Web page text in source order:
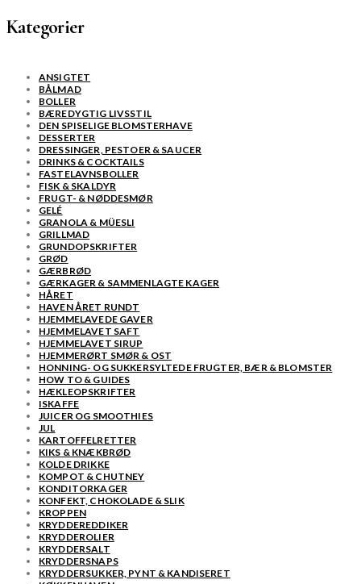
Kategorier
ANSIGTET
BÅLMAD
BOLLER
BÆREDYGTIG LIVSSTIL
DEN SPISELIGE BLOMSTERHAVE
DESSERTER
DRESSINGER, PESTOER & SAUCER
DRINKS & COCKTAILS
FASTELAVNSBOLLER
FISK & SKALDYR
FRUGT- & NØDDESMØR
GELÉ
GRANOLA & MÜESLI
GRILLMAD
GRUNDOPSKRIFTER
GRØD
GÆRBRØD
GÆRKAGER & SAMMENLAGTE KAGER
HÅRET
HAVEN ÅRET RUNDT
HJEMMELAVEDE GAVER
HJEMMELAVET SAFT
HJEMMELAVET SIRUP
HJEMMERØRT SMØR & OST
HONNING- OG SUKKERSYLTEDE FRUGTER, BÆR & BLOMSTER
HOW TO & GUIDES
HÆKLEOPSKRIFTER
ISKAFFE
JUICER OG SMOOTHIES
JUL
KARTOFFELRETTER
KIKS & KNÆKBRØD
KOLDE DRIKKE
KOMPOT & CHUTNEY
KONDITORKAGER
KONFEKT, CHOKOLADE & SLIK
KROPPEN
KRYDDEREDDIKER
KRYDDEROLIER
KRYDDERSALT
KRYDDERSNAPS
KRYDDERSUKKER, PYNT & KANDISERET